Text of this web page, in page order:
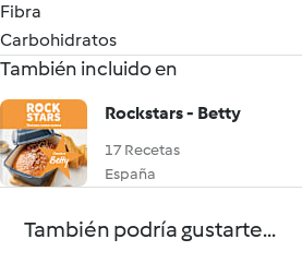
Fibra
Carbohidratos
También incluido en
Rockstars - Betty
17 Recetas
España
También podría gustarte...